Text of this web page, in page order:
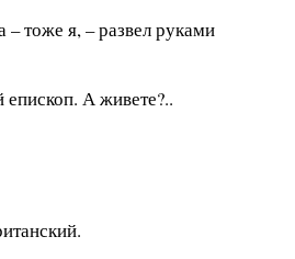
тоже я, – развел руками
А живете?..